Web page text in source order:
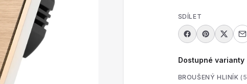
SDÍLET
Dostupné varianty
BROUŠENÝ HLINÍK